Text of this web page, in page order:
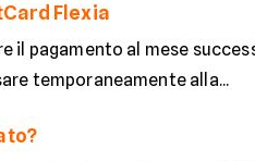
Flexia
pagamento al mese
temporaneamente alla...